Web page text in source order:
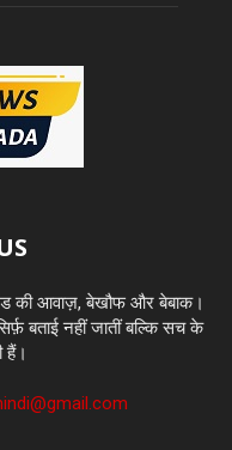
की आवाज़, बेखौफ और बेबाक।
बताई नहीं जातीं बल्कि सच के
हैं।